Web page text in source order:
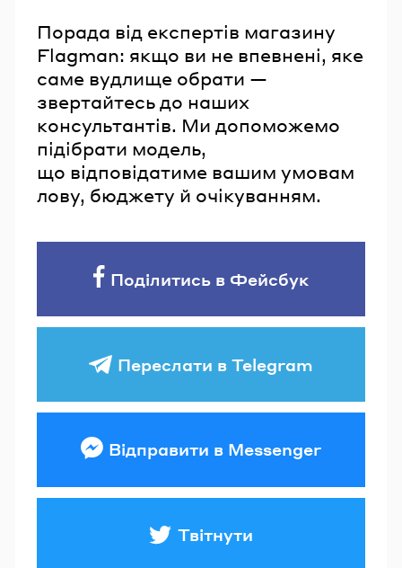
Порада від експертів магазину
Flagman: якщо ви не впевнені, яке
саме вудлище обрати —
звертайтесь до наших
консультантів. Ми допоможемо
підібрати модель,
що відповідатиме вашим умовам
лову, бюджету й очікуванням.
Поділитись в Фейсбук
Переслати в Telegram
Відправити в Messenger
Твітнути